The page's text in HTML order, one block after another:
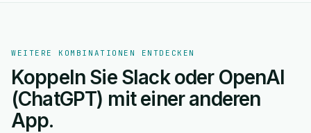
WEITERE KOMBINATIONEN ENTDECKEN
Koppeln Sie Slack oder OpenAI
(ChatGPT) mit einer anderen
App.